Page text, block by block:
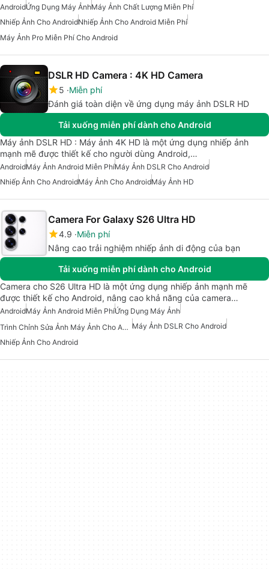
AndroidỨng Dụng Máy ẢnhMáy Ảnh Chất Lượng Miễn Phí
Nhiếp Ảnh Cho AndroidNhiếp Ảnh Cho Android Miễn Phí
Máy Ảnh Pro Miễn Phí Cho Android
DSLR HD Camera : 4K HD Camera
5 Miễn phí
Đánh giá toàn diện về ứng dụng máy ảnh DSLR HD
Tải xuống miễn phí dành cho Android
Máy ảnh DSLR HD : Máy ảnh 4K HD là một ứng dụng nhiếp ảnh
mạnh mẽ được thiết kế cho người dùng Android,…
AndroidMáy Ảnh Android Miễn PhíMáy Ảnh DSLR Cho Android
Nhiếp Ảnh Cho AndroidMáy Ảnh Cho AndroidMáy Ảnh HD
Camera For Galaxy S26 Ultra HD
4.9 Miễn phí
Nâng cao trải nghiệm nhiếp ảnh di động của bạn
Tải xuống miễn phí dành cho Android
Camera cho S26 Ultra HD là một ứng dụng nhiếp ảnh mạnh mẽ
được thiết kế cho Android, nâng cao khả năng của camera…
AndroidMáy Ảnh Android Miễn PhíỨng Dụng Máy Ảnh
Trình Chỉnh Sửa Ảnh Máy Ảnh Cho Android Máy Ảnh DSLR Cho Android
Nhiếp Ảnh Cho Android